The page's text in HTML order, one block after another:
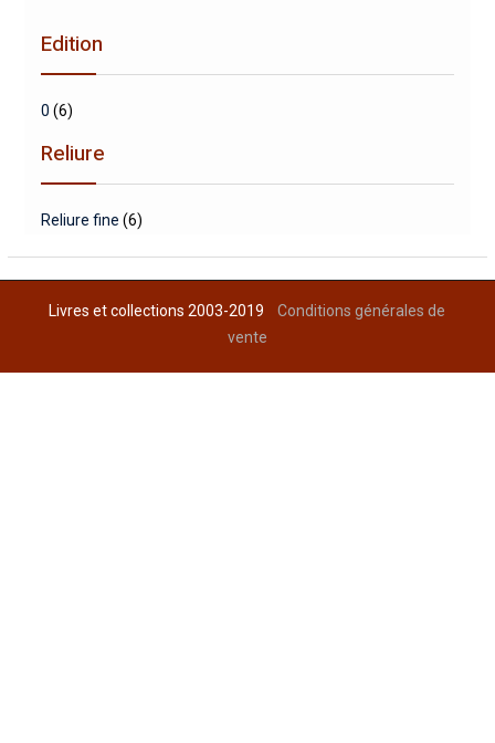
Edition
0 (6)
Reliure
Reliure fine (6)
Livres et collections 2003-2019Conditions générales de
vente